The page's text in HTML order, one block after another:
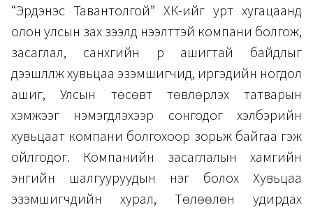
“Эрдэнэс Тавантолгой” ХК-ийг урт хугацаанд
олон улсын зах зээлд нээлттэй компани болгож,
засаглал, санхүүгийн үр ашигтай байдлыг
дээшлүүлж хувьцаа эзэмшигчид, иргэдийн ногдол
ашиг, Улсын төсөвт төвлөрүүлэх татварын
хэмжээг нэмэгдүүлэхээр сонгодог хэлбэрийн
хувьцаат компани болгохоор зорьж байгаа гэж
ойлгодог. Компанийн засаглалын хамгийн
энгийн шалгууруудын нэг болох Хувьцаа
эзэмшигчдийн хурал, Төлөөлөн удирдах